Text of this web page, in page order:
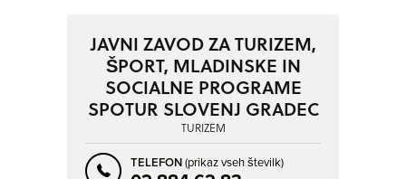
JAVNI ZAVOD ZA TURIZEM,
ŠPORT, MLADINSKE IN
SOCIALNE PROGRAME
SPOTUR SLOVENJ GRADEC
TURIZEM
TELEFON(prikaz vseh številk)